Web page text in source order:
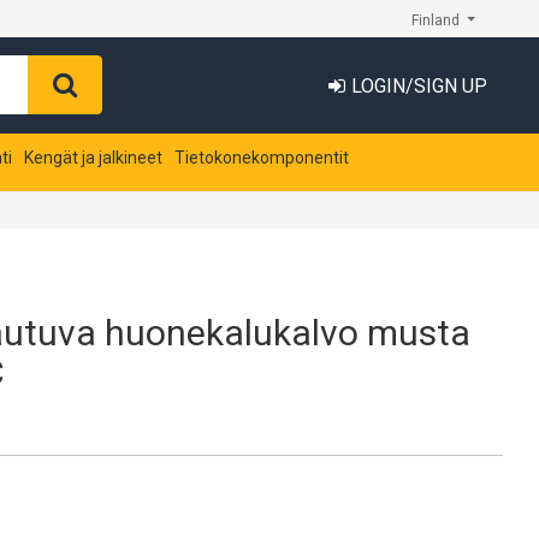
Finland
LOGIN/SIGN UP
Kengät ja jalkineet Tietokonekomponentit
huonekalukalvo musta